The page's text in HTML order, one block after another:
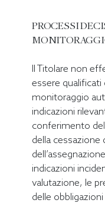
PROCESSI
Il Titolare non
essere
monitoraggio
indicazioni
conferimento
della cessazione
indicazioni
valutazione, le
delle